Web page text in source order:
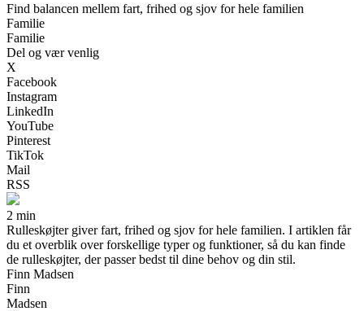
Find balancen mellem fart, frihed og sjov for hele familien
Familie
Familie
Del og vær venlig
X
Facebook
Instagram
LinkedIn
YouTube
Pinterest
TikTok
Mail
RSS
2 min
Rulleskøjter giver fart, frihed og sjov for hele familien. I artiklen får
du et overblik over forskellige typer og funktioner, så du kan finde
de rulleskøjter, der passer bedst til dine behov og din stil.
Finn Madsen
Finn
Madsen